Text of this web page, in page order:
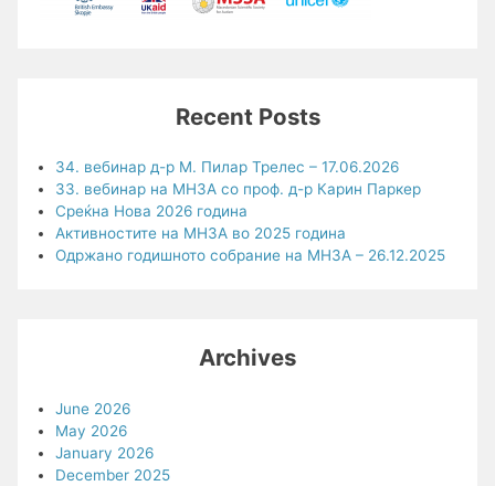
Recent Posts
34. вебинар д-р М. Пилар Трелес – 17.06.2026
33. вебинар на МНЗА со проф. д-р Карин Паркер
Среќна Нова 2026 година
Активностите на МНЗА во 2025 година
Одржано годишното собрание на МНЗА – 26.12.2025
Archives
June 2026
May 2026
January 2026
December 2025